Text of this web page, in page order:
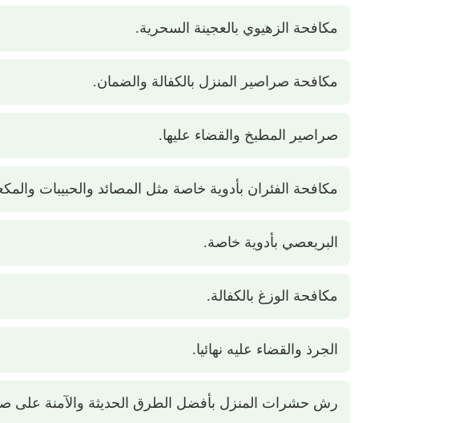
مكافحة الزهيوي بالعجينة السحرية.
مكافحة صراصير المنزل بالكفالة والضمان.
صراصير المطبخ والقضاء عليها.
مكافحة الفئران بأدوية خاصة مثل المصائد والحبيبات
البريعصي بأدوية خاصة.
مكافحة الوزغ بالكفالة.
الجرذ والقضاء عليه نهائيا.
رش حشرات المنزل بأفضل الطرق الحديثة والآمنة على